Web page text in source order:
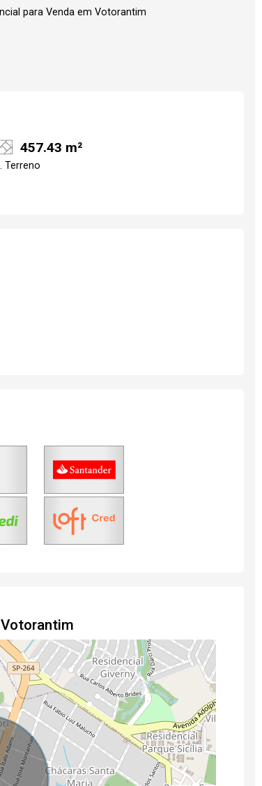
para Venda em Votorantim
457.43 m²
Terreno